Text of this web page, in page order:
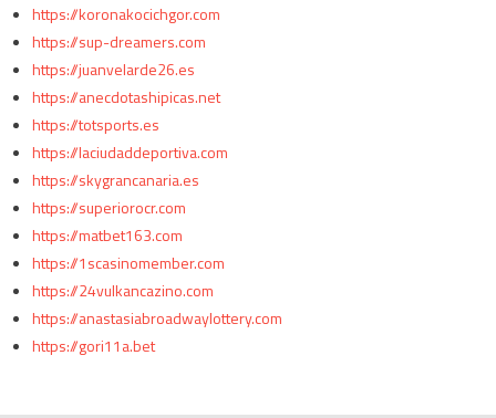
https://koronakocichgor.com
https://sup-dreamers.com
https://juanvelarde26.es
https://anecdotashipicas.net
https://totsports.es
https://laciudaddeportiva.com
https://skygrancanaria.es
https://superiorocr.com
https://matbet163.com
https://1scasinomember.com
https://24vulkancazino.com
https://anastasiabroadwaylottery.com
https://gori11a.bet